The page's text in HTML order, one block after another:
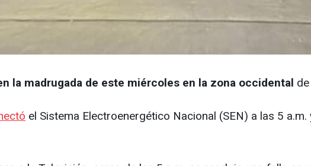
la madrugada de este miércoles en la zona occidental
el Sistema Electroenergético Nacional (SEN) a las 5